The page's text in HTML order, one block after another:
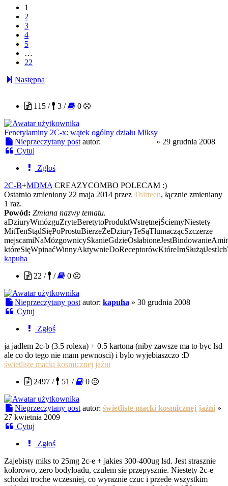
1
2
3
4
5
…
22
Następna
115 /
3 / 0
Fenetylaminy 2C-x: wątek ogólny działu Miksy
Nieprzeczytany post autor: » 29 grudnia 2008
Cytuj
Zgłoś
2C-B+MDMA CREAZYCOMBO POLECAM :)
Ostatnio zmieniony 22 maja 2014 przez Thirteen, łącznie zmieniany
1 raz.
Powód: Zmiana nazwy tematu.
aDziuryWmózguZryteBeretytoProduktWstrętnejŚciemyNiestety
MitTenStądSięPoProstuBierzeŻeDziuryTeSąTłumaczącSzczerze
kapuha
22 /
/ 0
Nieprzeczytany post autor: kapuha » 30 grudnia 2008
Cytuj
Zgłoś
ja jadlem 2c-b (3.5 rolexa) + 0.5 kartona (niby zawsze ma to byc lsd
ale co do tego nie mam pewnosci) i bylo wyjebiaszczo :D
świetliste macki kosmicznej jaźni
2497 /
51 / 0
Nieprzeczytany post autor: świetliste macki kosmicznej jaźni»
27 kwietnia 2009
Cytuj
Zgłoś
Zajebisty miks to 25mg 2c-e + jakies 300-400ug lsd. Jest strasznie
kolorowo, zero bodyloadu, czulem sie przepysznie. Niestety 2c-e
schodzi troche wczesniej, co wyraznie czuc i przede wszystkim